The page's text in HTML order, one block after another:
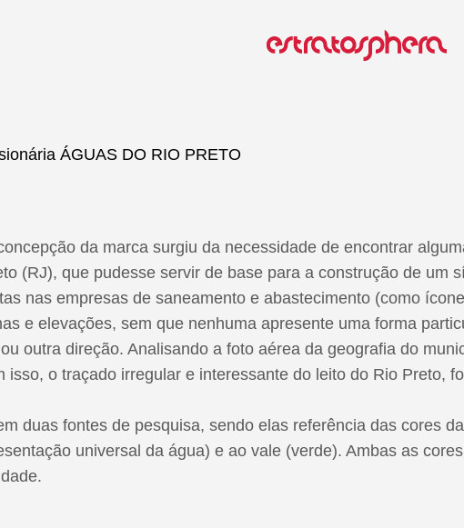
ÁGUAS DO RIO PRETO
da marca surgiu da necessidade de encontrar
(RJ), que pudesse servir de base para a construção de um
nas empresas de saneamento e abastecimento (como
e elevações, sem que nenhuma apresente uma forma
outra direção. Analisando a foto aérea da geografia do
isso, o traçado irregular e interessante do leito do Rio Preto,
duas fontes de pesquisa, sendo elas referência das cores
universal da água) e ao vale (verde). Ambas as